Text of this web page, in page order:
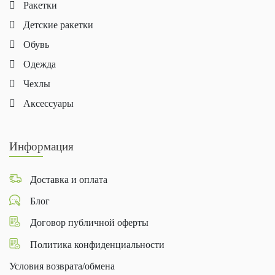
дизайнтеннисной формы
Ракетки
Детские ракетки
Обувь
Одежда
Чехлы
Аксессуары
Информация
Доставка и оплата
Блог
Договор публичной оферты
Политика конфиденциальности
Условия возврата/обмена